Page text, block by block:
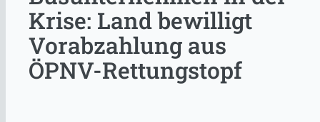
Krise: Land bewilligt
Vorabzahlung aus
ÖPNV-Rettungstopf